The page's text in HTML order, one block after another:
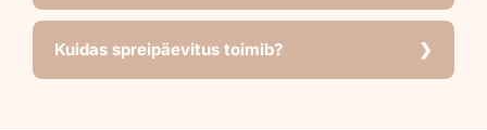
Kuidas spreipäevitus toimib?